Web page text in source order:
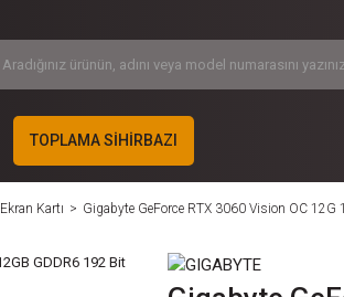
TOPLAMA SİHİRBAZI
Ekran Kartı Gigabyte GeForce RTX 3060 Vision OC 12G